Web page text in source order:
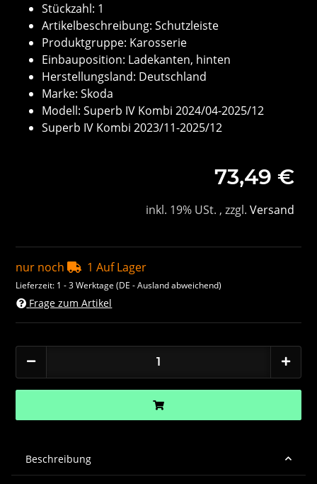
Stückzahl: 1
Artikelbeschreibung: Schutzleiste
Produktgruppe: Karosserie
Einbauposition: Ladekanten, hinten
Herstellungsland: Deutschland
Marke: Skoda
Modell: Superb IV Kombi 2024/04-2025/12
Superb IV Kombi 2023/11-2025/12
73,49 €
inkl. 19% USt. , zzgl. Versand
nur noch 1 Auf Lager
Lieferzeit: 1 - 3 Werktage(DE - Ausland abweichend)
Frage zum Artikel
Beschreibung